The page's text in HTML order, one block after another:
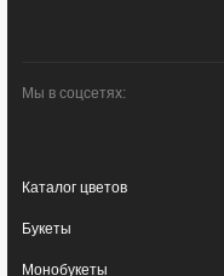
Каталог цветов
Букеты
Монобукеты
Мы в соцсетях: